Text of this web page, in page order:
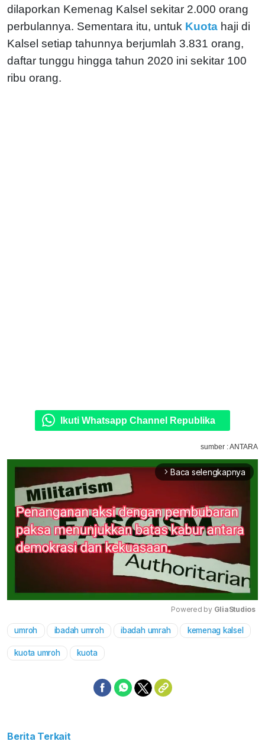
dilaporkan Kemenag Kalsel sekitar 2.000 orang
perbulannya. Sementara itu, untuk Kuota haji di
Kalsel setiap tahunnya berjumlah 3.831 orang,
daftar tunggu hingga tahun 2020 ini sekitar 100
ribu orang.
Ikuti Whatsapp Channel Republika
sumber : ANTARA
arrow_forward_ios Baca selengkapnya
Mute
Powered by GliaStudios
umroh ibadah umroh ibadah umrah kemenag kalsel
kuota umroh kuota
Berita Terkait